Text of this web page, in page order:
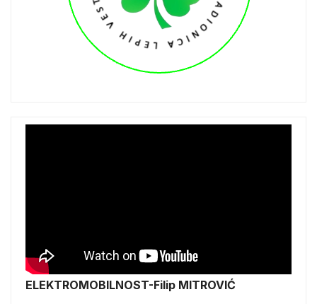
ELEKTROMOBILNOST-Filip MITROVIĆ